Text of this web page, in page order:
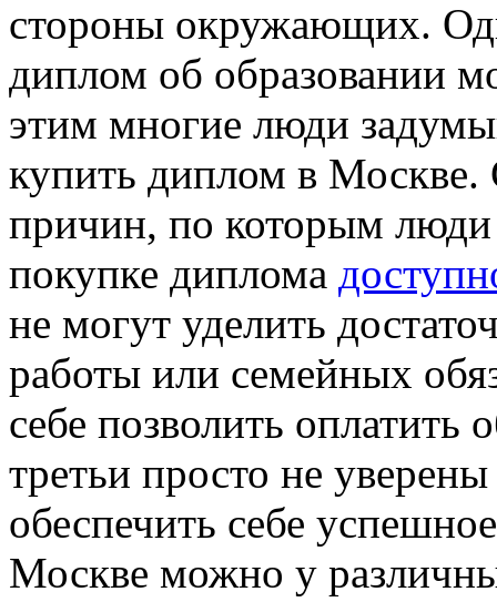
стороны окружающих.
диплом об образовании
этим многие люди
купить диплом в Москве.
причин, по которым люди
покупке диплома
не могут уделить
работы или семейных
себе позволить оплатить
третьи просто не
обеспечить себе
Москве можно у